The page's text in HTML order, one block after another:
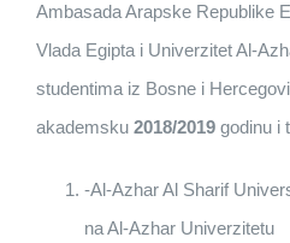
Ambasada Arapske Republike
Vlada Egipta i Univerzitet Al-
studentima iz Bosne i
akademsku 2018/2019 godinu i
-Al-Azhar Al Sharif
na Al-Azhar Univerzitetu